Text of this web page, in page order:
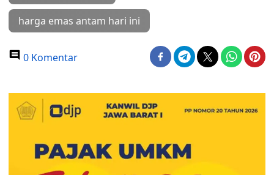
harga emas antam hari ini
0 Komentar